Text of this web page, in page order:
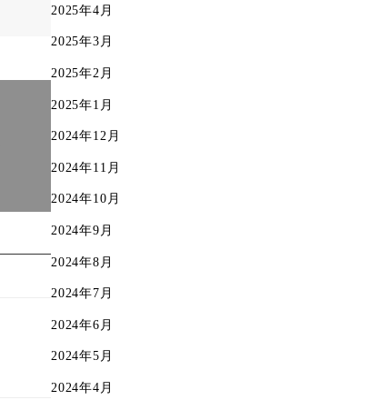
2025年4月
2025年3月
2025年2月
2025年1月
2024年12月
2024年11月
2024年10月
2024年9月
2024年8月
2024年7月
2024年6月
2024年5月
2024年4月